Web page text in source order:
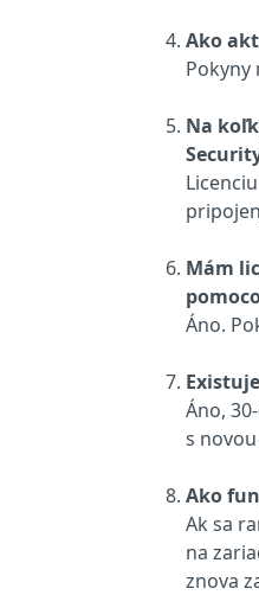
Ako
Pokyny
Na
Mám
Áno.
Áno,
s
Ako
Ak sa
na
znova